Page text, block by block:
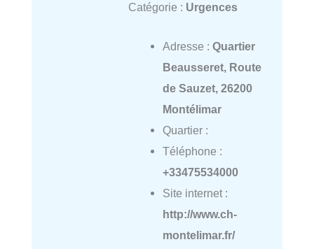
Catégorie : Urgences
Adresse : Quartier
Beausseret, Route
de Sauzet, 26200
Montélimar
Quartier :
Téléphone :
+33475534000
Site internet :
http://www.ch-
montelimar.fr/